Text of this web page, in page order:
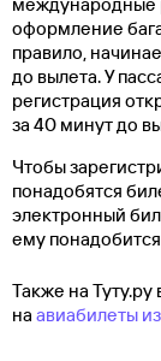
оформление
правило,
до вылета. У
регистрация
за 40 минут до
Чтобы
понадобятся
электронный
ему
Также на
на авиабилеты